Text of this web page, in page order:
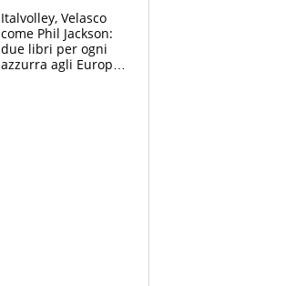
sfondo
Italvolley, Velasco
come Phil Jackson:
due libri per ogni
azzurra agli Europei.